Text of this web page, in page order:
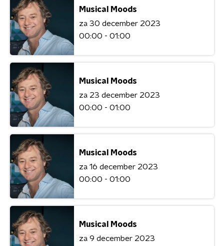
Musical Moods
za 30 december 2023
00:00 - 01:00
Musical Moods
za 23 december 2023
00:00 - 01:00
Musical Moods
za 16 december 2023
00:00 - 01:00
Musical Moods
za 9 december 2023